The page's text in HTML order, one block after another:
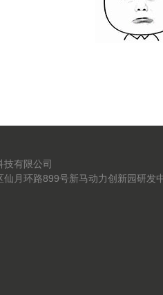
有限公司
月环路899号新马动力创新园研发